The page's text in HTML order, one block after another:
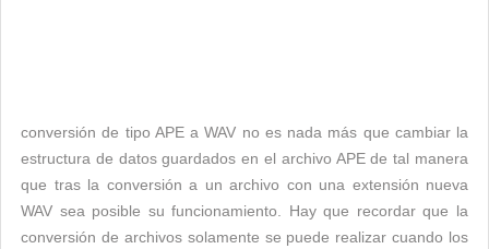
conversión de tipo APE a WAV no es nada más que cambiar la
estructura de datos guardados en el archivo APE de tal manera
que tras la conversión a un archivo con una extensión nueva
WAV sea posible su funcionamiento. Hay que recordar que la
conversión de archivos solamente se puede realizar cuando los